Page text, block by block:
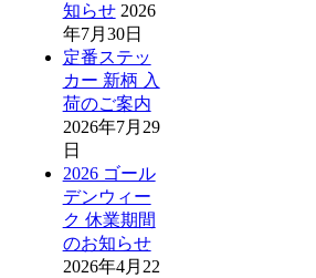
知らせ 2026
年7月30日
定番ステッ
カー 新柄 入
荷のご案内
2026年7月29
日
2026 ゴール
デンウィー
ク 休業期間
のお知らせ
2026年4月22